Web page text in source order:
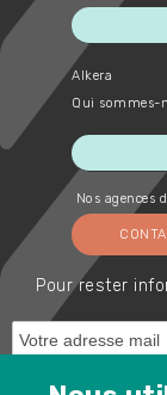
Alkera
Qui sommes-
Nos agences
Pour rester